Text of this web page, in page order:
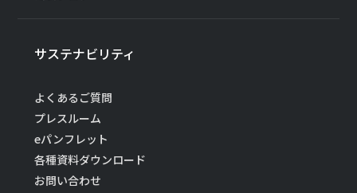
サステナビリティ
よくあるご質問
プレスルーム
eパンフレット
各種資料ダウンロード
お問い合わせ